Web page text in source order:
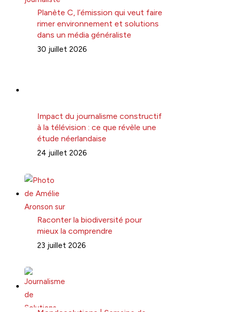
Planète C, l’émission qui veut faire
rimer environnement et solutions
dans un média généraliste
30 juillet 2026
Impact du journalisme constructif
à la télévision : ce que révèle une
étude néerlandaise
24 juillet 2026
Raconter la biodiversité pour
mieux la comprendre
23 juillet 2026